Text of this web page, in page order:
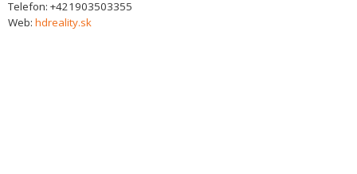
Telefon: +421903503355
Web: hdreality.sk